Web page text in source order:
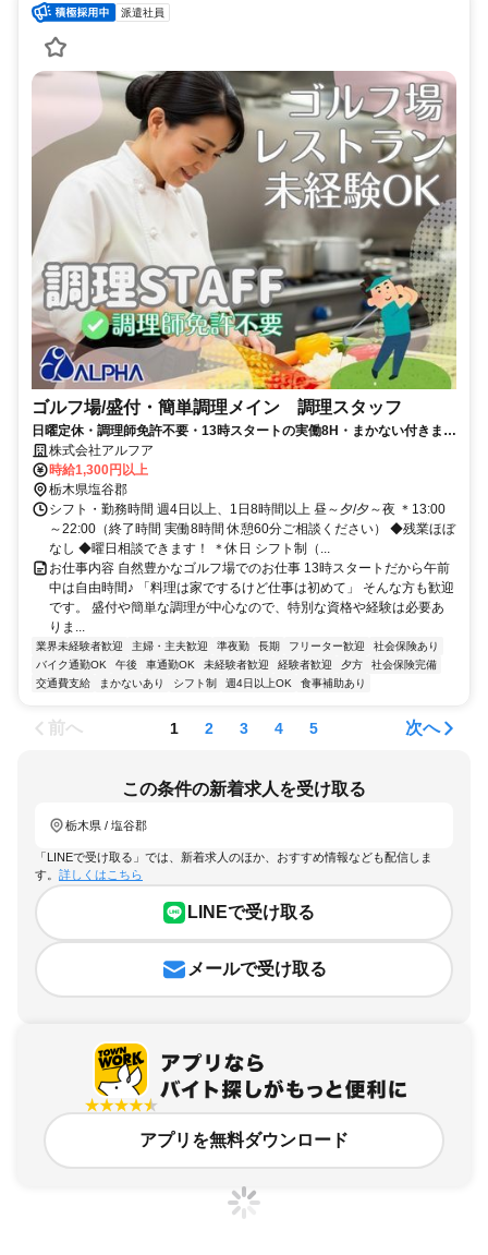
派遣社員
ゴルフ場/盛付・簡単調理メイン 調理スタッフ
日曜定休・調理師免許不要・13時スタートの実働8H・まかない付きま
す！株式会社アルフア
時給1,300円以上
栃木県塩谷郡
シフト・勤務時間 週4日以上、1日8時間以上 昼～夕/夕～夜 ＊13:00
～22:00（終了時間 実働8時間 休憩60分ご相談ください） ◆残業ほぼ
なし ◆曜日相談できます！ ＊休日 シフト制（...
お仕事内容 自然豊かなゴルフ場でのお仕事 13時スタートだから午前
中は自由時間♪ 「料理は家でするけど仕事は初めて」 そんな方も歓迎
です。 盛付や簡単な調理が中心なので、特別な資格や経験は必要あ
りま...
業界未経験者歓迎 主婦・主夫歓迎 準夜勤 長期 フリーター歓迎
社会保険あり
バイク通勤OK
午後 車通勤OK 未経験者歓迎 経験者歓迎 夕方
社会保険完備
交通費支給
まかないあり シフト制 週4日以上OK 食事補助あり
前へ 1 2 3 4 5 次へ
この条件の新着求人を受け取る
栃木県 / 塩谷郡
「LINEで受け取る」では、新着求人のほか、おすすめ情報なども配信しま
す。 詳しくはこちら
LINEで受け取る
メールで受け取る
アプリを無料ダウンロード